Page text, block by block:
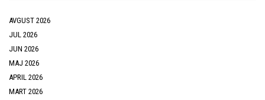
AVGUST 2026
JUL 2026
JUN 2026
MAJ 2026
APRIL 2026
MART 2026